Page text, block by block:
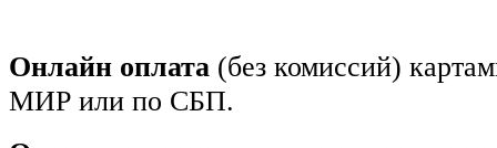
Онлайн оплата (без комиссий)
МИР или по СБП.